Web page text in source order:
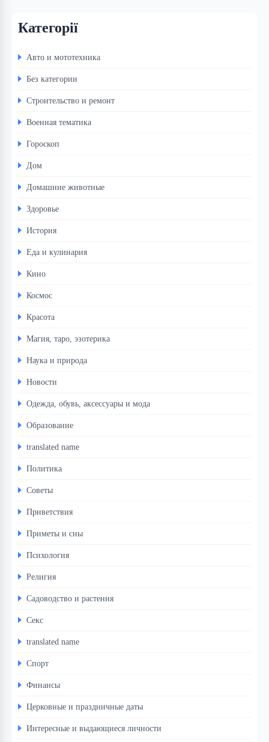
Категорії
Авто и мототехника
Без категории
Строительство и ремонт
Военная тематика
Гороскоп
Дом
Домашние животные
Здоровье
История
Еда и кулинария
Кино
Космос
Красота
Магия, таро, эзотерика
Наука и природа
Новости
Одежда, обувь, аксессуары и мода
Образование
translated name
Политика
Советы
Приветствия
Приметы и сны
Психология
Религия
Садоводство и растения
Секс
translated name
Спорт
Финансы
Церковные и праздничные даты
Интересные и выдающиеся личности